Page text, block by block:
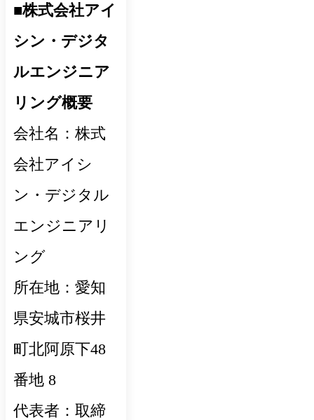
■株式会社アイ
シン・デジタ
ルエンジニア
リング概要
会社名：株式
会社アイシ
ン・デジタル
エンジニアリ
ング
所在地：愛知
県安城市桜井
町北阿原下48
番地 8
代表者：取締